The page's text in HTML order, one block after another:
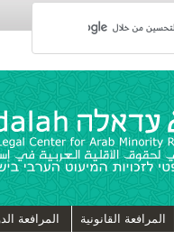
المرافعة القانونية المرافعة